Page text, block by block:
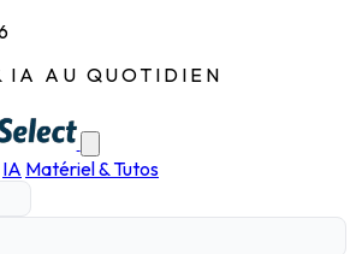
IA AU QUOTIDIEN
IA Matériel & Tutos